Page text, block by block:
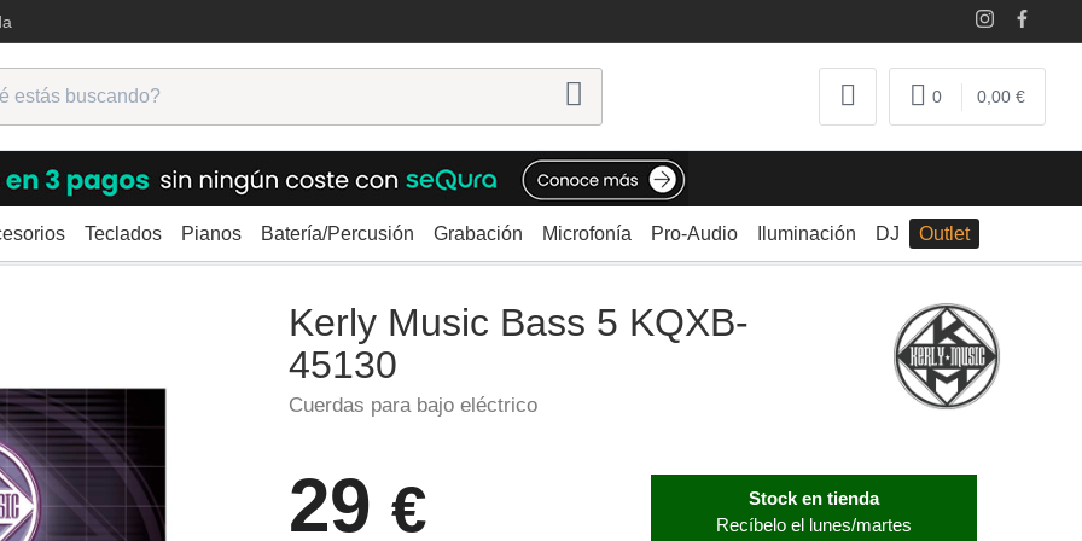
0 0,00 €
Teclados Pianos Batería/Percusión Grabación Microfonía Pro-Audio Iluminación DJ Outlet
para bajo Kerly Music Bass 5 KQXB-45130
Kerly Music Bass 5 KQXB-
45130
Cuerdas para bajo eléctrico
29 €
Stock en tienda
Recíbelo el lunes/martes